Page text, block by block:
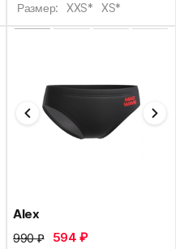
Размер: XXS* XS*
Alex
990 ₽
594 ₽